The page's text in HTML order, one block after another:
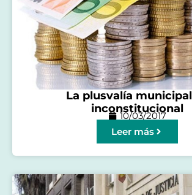
La plusvalía
inconstitucional
10/03/2017
Leer más